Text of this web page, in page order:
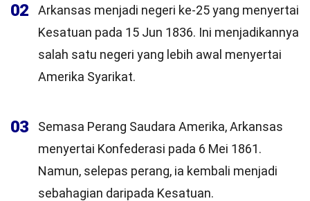
02
Arkansas menjadi negeri ke-25 yang menyertai
Kesatuan pada 15 Jun 1836. Ini menjadikannya
salah satu negeri yang lebih awal menyertai
Amerika Syarikat.
03
Semasa Perang Saudara Amerika, Arkansas
menyertai Konfederasi pada 6 Mei 1861.
Namun, selepas perang, ia kembali menjadi
sebahagian daripada Kesatuan.